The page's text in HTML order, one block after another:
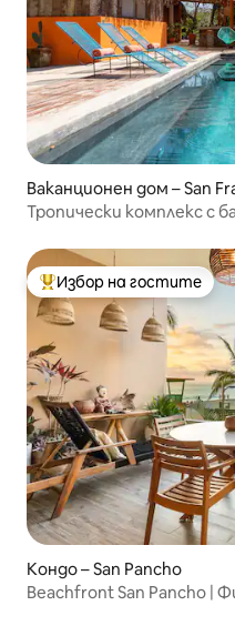
Ваканционен дом – San
Тропически комплекс с
Най-популярен избор
Избор на гостите
Кондо – San Pancho
Beachfront San Pancho |